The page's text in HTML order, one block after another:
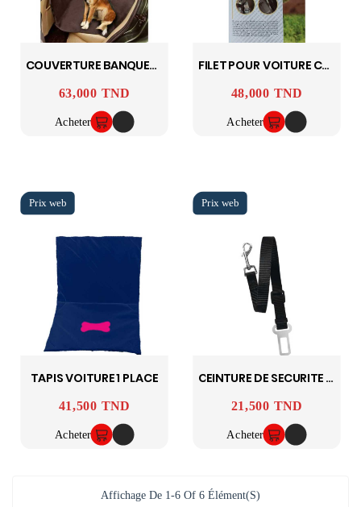
COUVERTURE BANQUETTE 2 P
Prix
63,000 TND
Acheter
FILET POUR VOITURE CROCI
Prix
48,000 TND
Acheter
TAPIS VOITURE 1 PLACE
Prix
41,500 TND
Acheter
CEINTURE DE SECURITE VOITURE
Prix
21,500 TND
Acheter
Affichage De 1-6 Of 6 Élément(s)